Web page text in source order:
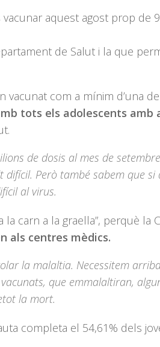
aquest agost prop de
de Salut i la que
vacunat com a mínim d’una
tots els adolescents amb
de dosis al mes de
Però també sabem que si
al virus.
carn a la graella”, perquè la
als centres mèdics.
la malaltia. Necessitem
que emmalaltiran,
la mort.
completa el 54,61% dels